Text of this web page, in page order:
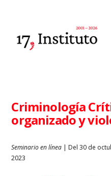
Criminología
organizado y
Seminario en línea | Del 30 de
2023